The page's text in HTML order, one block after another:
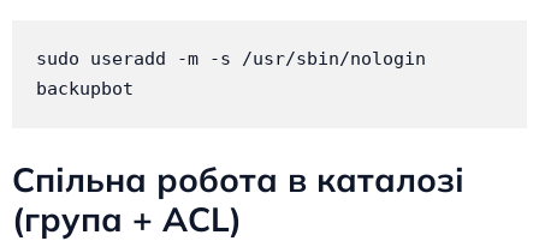
sudo useradd -m -s /usr/sbin/nologin
backupbot
Спільна робота в каталозі
(група + ACL)